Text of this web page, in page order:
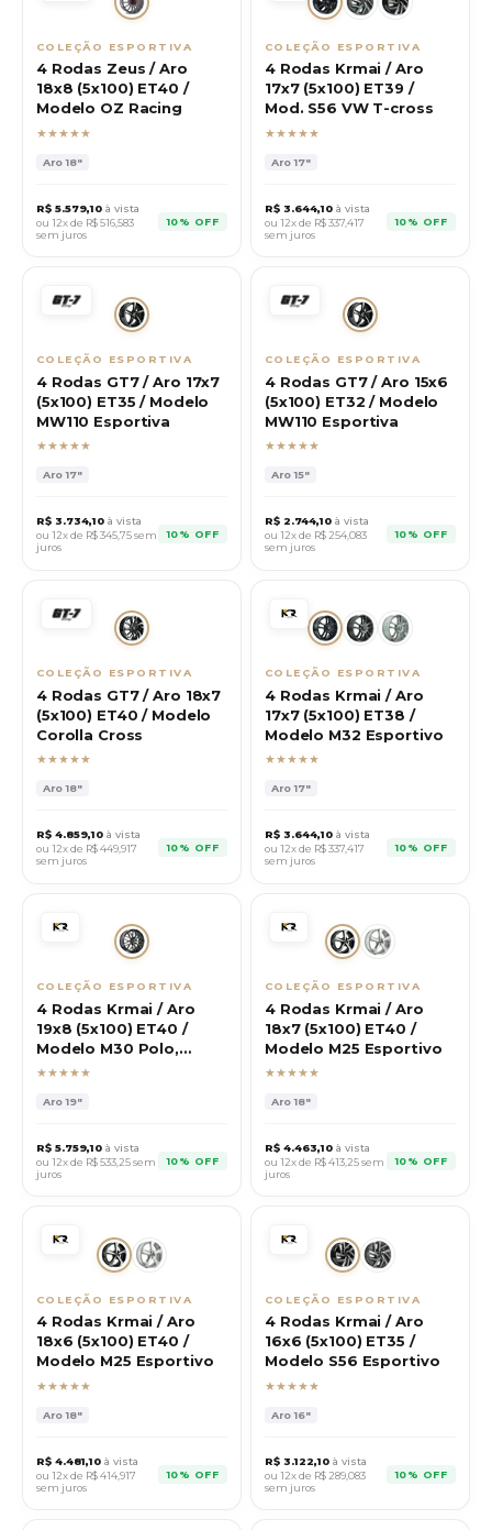
COLEÇÃO ESPORTIVA
4 Rodas Zeus / Aro
18x8 (5x100) ET40 /
Modelo OZ Racing
★★★★★
Aro18"
R$ 5.579,10 à vista
ou 12x de R$516,583
sem juros
10% OFF
COLEÇÃO ESPORTIVA
4 Rodas Krmai / Aro
17x7 (5x100) ET39 /
Mod. S56 VW T-cross
★★★★★
Aro17"
R$ 3.644,10 à vista
ou 12x de R$337,417
sem juros
10% OFF
COLEÇÃO ESPORTIVA
4 Rodas GT7 / Aro 17x7
(5x100) ET35 / Modelo
MW110 Esportiva
★★★★★
Aro17"
R$ 3.734,10 à vista
ou 12x de R$345,75sem
juros
10% OFF
COLEÇÃO ESPORTIVA
4 Rodas GT7 / Aro 15x6
(5x100) ET32 / Modelo
MW110 Esportiva
★★★★★
Aro15"
R$ 2.744,10 à vista
ou 12x de R$254,083
sem juros
10% OFF
COLEÇÃO ESPORTIVA
4 Rodas GT7 / Aro 18x7
(5x100) ET40 / Modelo
Corolla Cross
★★★★★
Aro18"
R$ 4.859,10 à vista
ou 12x de R$449,917
sem juros
10% OFF
COLEÇÃO ESPORTIVA
4 Rodas Krmai / Aro
17x7 (5x100) ET38 /
Modelo M32 Esportivo
★★★★★
Aro17"
R$ 3.644,10 à vista
ou 12x de R$337,417
sem juros
10% OFF
COLEÇÃO ESPORTIVA
4 Rodas Krmai / Aro
19x8 (5x100) ET40 /
Modelo M30 Polo,
Virtus
★★★★★
Aro19"
R$ 5.759,10 à vista
ou 12x de R$533,25sem
juros
10% OFF
COLEÇÃO ESPORTIVA
4 Rodas Krmai / Aro
18x7 (5x100) ET40 /
Modelo M25 Esportivo
★★★★★
Aro18"
R$ 4.463,10 à vista
ou 12x de R$413,25sem
juros
10% OFF
COLEÇÃO ESPORTIVA
4 Rodas Krmai / Aro
18x6 (5x100) ET40 /
Modelo M25 Esportivo
★★★★★
Aro18"
R$ 4.481,10 à vista
ou 12x de R$414,917
sem juros
10% OFF
COLEÇÃO ESPORTIVA
4 Rodas Krmai / Aro
16x6 (5x100) ET35 /
Modelo S56 Esportivo
★★★★★
Aro16"
R$ 3.122,10 à vista
ou 12x de R$ 289,083
sem juros
10% OFF